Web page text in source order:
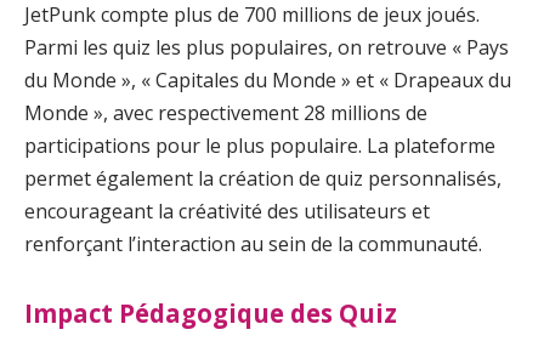
JetPunk compte plus de 700 millions de jeux joués.
Parmi les quiz les plus populaires, on retrouve « Pays
du Monde », « Capitales du Monde » et « Drapeaux du
Monde », avec respectivement 28 millions de
participations pour le plus populaire. La plateforme
permet également la création de quiz personnalisés,
encourageant la créativité des utilisateurs et
renforçant l’interaction au sein de la communauté.
Impact Pédagogique des Quiz